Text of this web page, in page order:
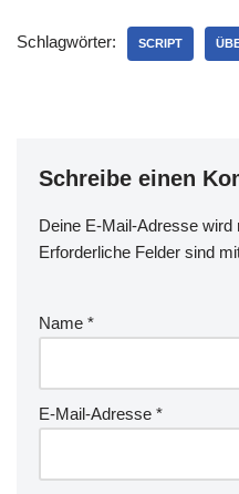
Schlagwörter: SCRIPT
Schreibe einen
Deine E-Mail-Adresse wird
Erforderliche Felder sind
Name *
E-Mail-Adresse *